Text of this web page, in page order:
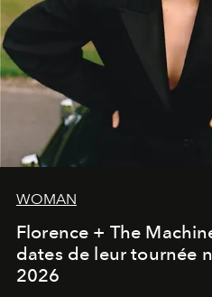
WOMAN
Florence + The
dates de leur tournée
2026